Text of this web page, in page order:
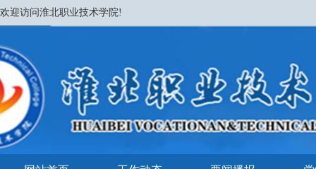
欢迎访问淮北职业技术学院!